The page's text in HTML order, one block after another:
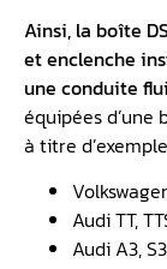
Ainsi, la boîte
et enclenche
une conduite
équipées d’une
à titre
Audi TT,
Audi A3,